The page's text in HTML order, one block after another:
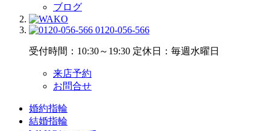
ブログ
0120-056-566
受付時間：10:30～19:30 定休日：毎週水曜日
来店予約
お問合せ
婚約指輪
結婚指輪